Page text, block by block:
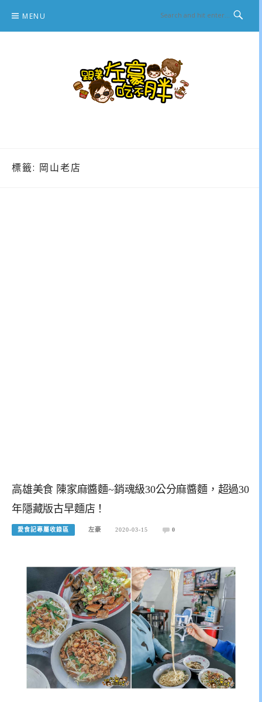
content
MENU
標籤: 岡山老店
高雄美食 陳家麻醬麵~銷魂級30公分麻醬麵，超過30
年隱藏版古早麵店！
愛食記專屬收錄區 左豪 2020-03-15 0